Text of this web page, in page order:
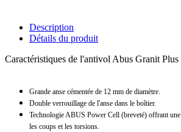
Description
Détails du produit
Caractéristiques de l'antivol Abus Granit Plus
Grande anse cémentée de 12 mm de diamètre.
Double verrouillage de l'anse dans le boîtier.
Technologie ABUS Power Cell (breveté) offrant
les coups et les torsions.